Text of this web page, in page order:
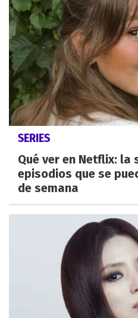
SERIES
Qué ver en Netflix: la
episodios que se
de semana